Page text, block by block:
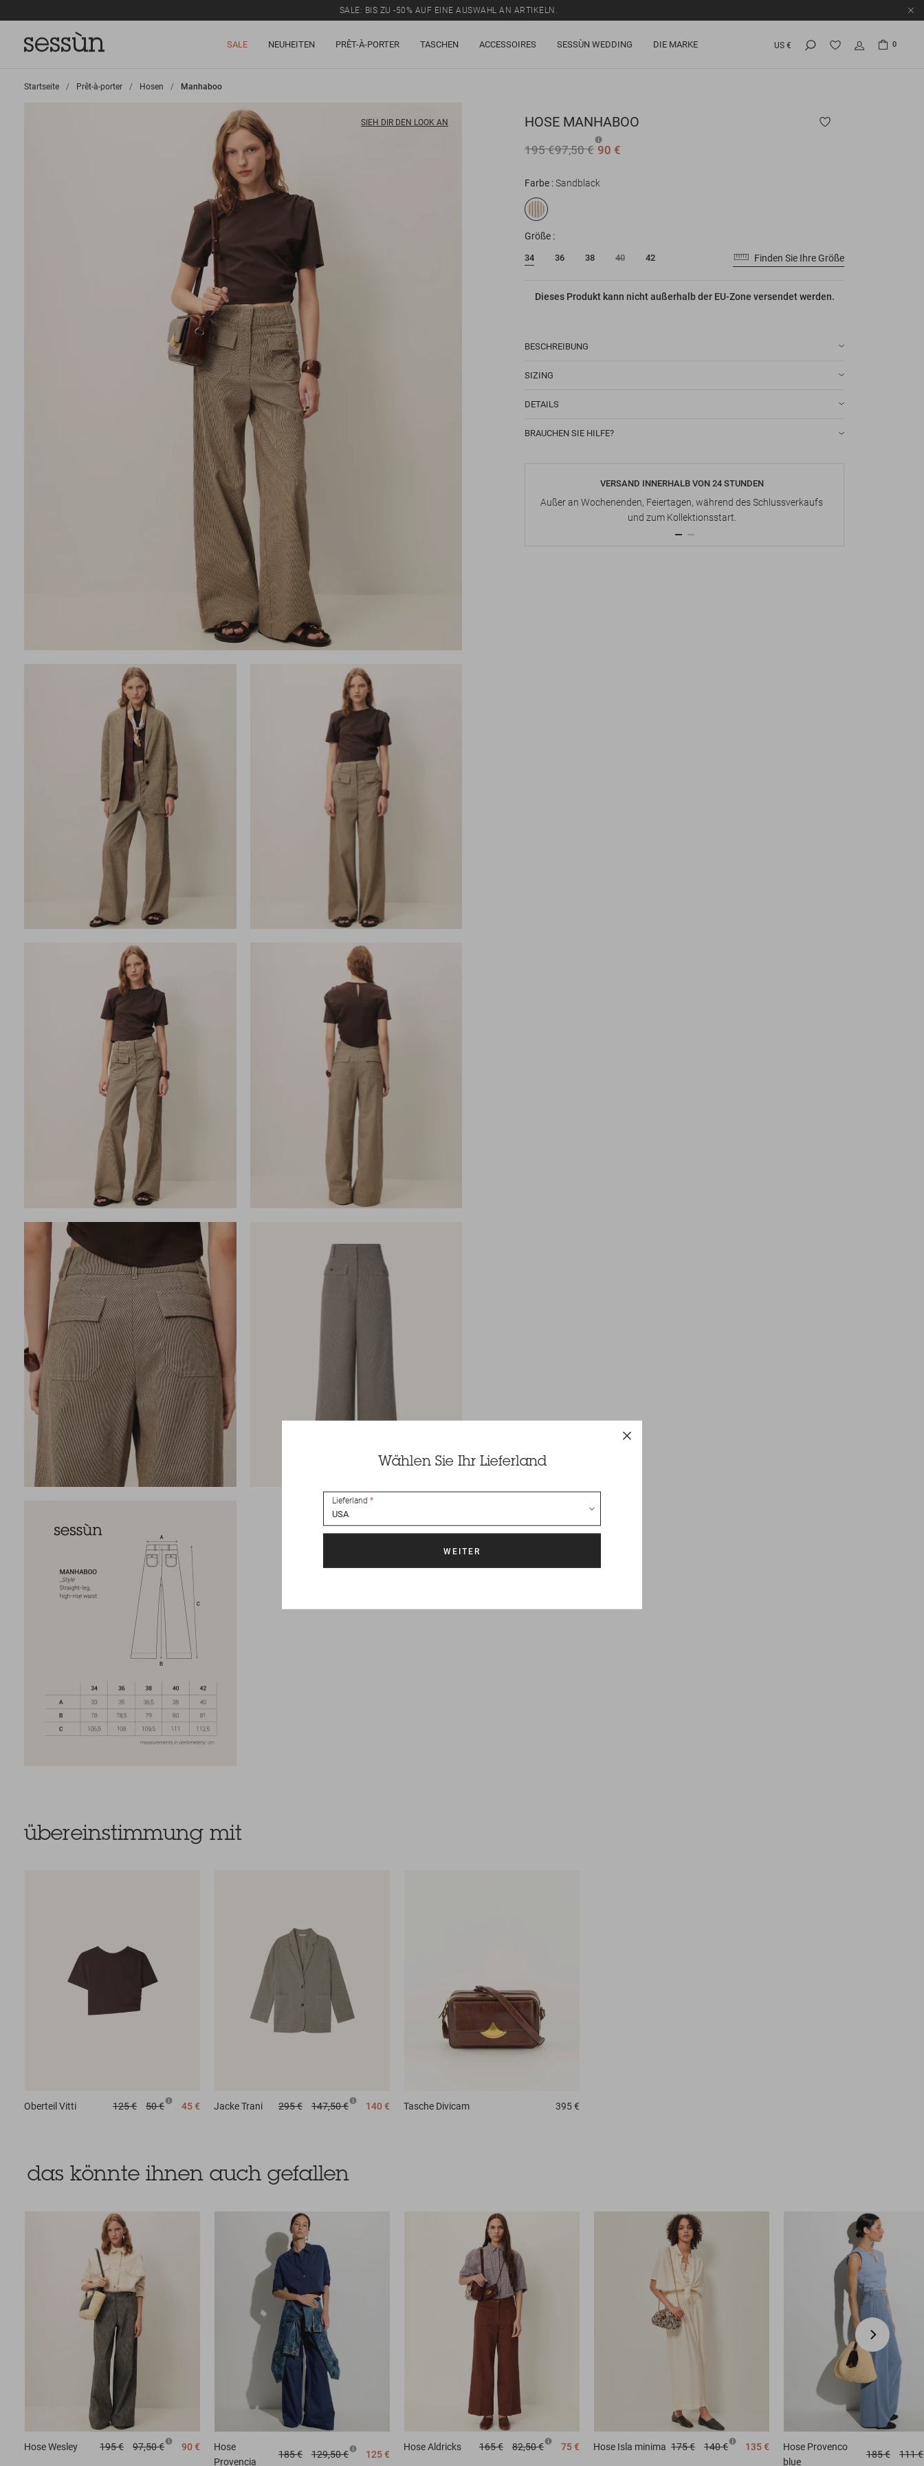
SALE: BIS ZU -50% AUF EINE AUSWAHL AN ARTIKELN.
SALE NEUHEITEN PRÊT-À-PORTER TASCHEN ACCESSOIRES SESSÙN WEDDING DIE MARKE US € 0
Startseite >
Prêt-à-porter >
Hosen >
Manhaboo
SIEH DIR DEN LOOK AN HOSE MANHABOO
195 €97,50 € 90 €
Farbe Sandblack
Größe
34 36 38 40 42 Finden Sie Ihre Größe
Dieses Produkt kann nicht außerhalb der EU-Zone versendet werden.
BESCHREIBUNG
SIZING
DETAILS
BRAUCHEN SIE HILFE?
VERSAND INNERHALB VON 24 STUNDEN
Außer an Wochenenden, Feiertagen, während des Schlussverkaufs
und zum Kollektionsstart.
übereinstimmung mit
Oberteil Vitti 125 € 50 € 45 € JackeTrani 295 € 147,50 € 140 € Tasche Divicam 395 €
das könnte ihnen auch gefallen
HoseWesley 195 € 97,50 € 90 €
Hose
Provencia
185 € 129,50 € 125 €
HoseAldricks 165 € 82,50 € 75 € Hose Isla minima 175 € 140 € 135 € Hose Provenco
blue
185 € 111 €
Wählen Sie Ihr Lieferland
Lieferland